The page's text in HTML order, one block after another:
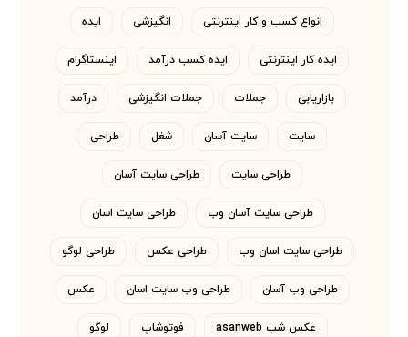
انواع کسب و کار اینترنتی انگیزشی ایده
ایده کار اینترنتی ایده کسب درآمد اینستاگرام
بازاریابی جملات جملات انگیزشی درآمد
سایت سایت آسان شغل طراحی
طراحی سایت طراحی سایت آسان
طراحی سایت آسان وب طراحی سایت اسان
طراحی سایت اسان وب طراحی عکس طراحی لوگو
طراحی وب آسان طراحی وب سایت اسان عکس
عکس شب asanweb فوتوشاپ لوگو